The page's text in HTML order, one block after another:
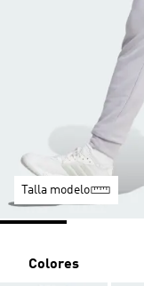
Talla modelo
Colores